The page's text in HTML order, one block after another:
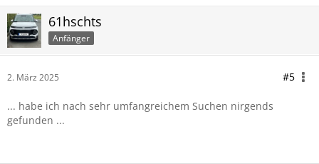
61hschts
Anfänger
2. März 2025 #5
... habe ich nach sehr umfangreichem Suchen nirgends
gefunden ...